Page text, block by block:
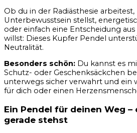
Ob du in der Radiästhesie arbeitest,
Unterbewusstsein stellst,
oder einfach eine Entscheidung
willst: Dieses Kupfer Pendel
Neutralität.
Besonders schön: Du kannst es
Schutz- oder Geschenksäckchen
unterwegs sicher verwahrt und ein
für dich oder einen
Ein Pendel für deinen Weg –
gerade stehst